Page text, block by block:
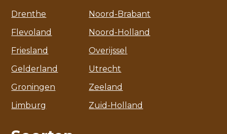
Drenthe
Flevoland
Friesland
Gelderland
Groningen
Limburg
Noord-Brabant
Noord-Holland
Overijssel
Utrecht
Zeeland
Zuid-Holland